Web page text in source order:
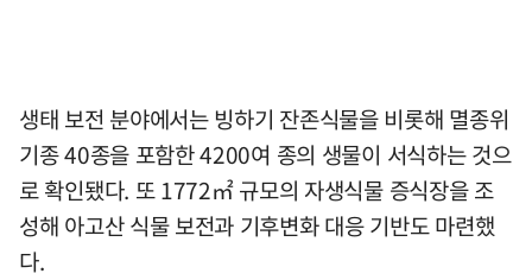
생태 보전 분야에서는 빙하기 잔존식물을 비롯해 멸종위
기종 40종을 포함한 4200여 종의 생물이 서식하는 것으
로 확인됐다. 또 1772㎡ 규모의 자생식물 증식장을 조
성해 아고산 식물 보전과 기후변화 대응 기반도 마련했
다.